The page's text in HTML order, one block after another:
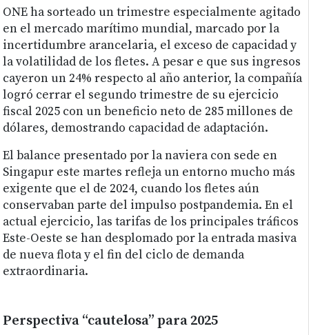
ONE ha sorteado un trimestre especialmente agitado
en el mercado marítimo mundial, marcado por la
incertidumbre arancelaria, el exceso de capacidad y
la volatilidad de los fletes. A pesar e que sus ingresos
cayeron un 24% respecto al año anterior, la compañía
logró cerrar el segundo trimestre de su ejercicio
fiscal 2025 con un beneficio neto de 285 millones de
dólares, demostrando capacidad de adaptación.
El balance presentado por la naviera con sede en
Singapur este martes refleja un entorno mucho más
exigente que el de 2024, cuando los fletes aún
conservaban parte del impulso postpandemia. En el
actual ejercicio, las tarifas de los principales tráficos
Este-Oeste se han desplomado por la entrada masiva
de nueva flota y el fin del ciclo de demanda
extraordinaria.
Perspectiva “cautelosa” para 2025